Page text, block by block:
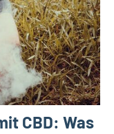
CBD: Was